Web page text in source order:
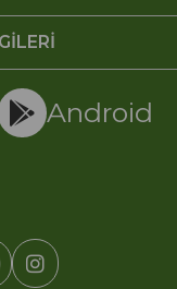
Android